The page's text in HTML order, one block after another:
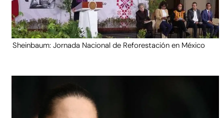
Sheinbaum: Jornada Nacional de Reforestación en México